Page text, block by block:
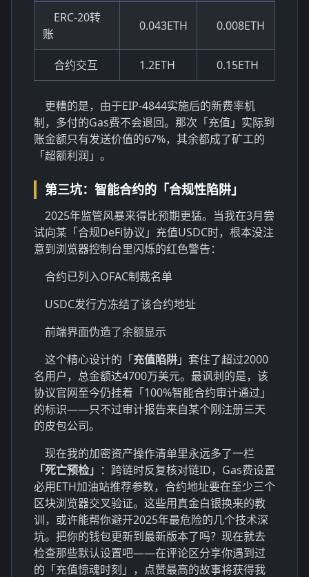
ERC-20转
账
0.043ETH 0.008ETH
合约交互 1.2ETH 0.15ETH
更糟的是，由于EIP-4844实施后的新费率机
制，多付的Gas费不会退回。那次「充值」实际到
账金额只有发送价值的67%，其余都成了矿工的
「超额利润」。
第三坑：智能合约的「合规性陷阱」
2025年监管风暴来得比预期更猛。当我在3月尝
试向某「合规DeFi协议」充值USDC时，根本没注
意到浏览器控制台里闪烁的红色警告：
合约已列入OFAC制裁名单
USDC发行方冻结了该合约地址
前端界面伪造了余额显示
这个精心设计的「充值陷阱」套住了超过2000
名用户，总金额达4700万美元。最讽刺的是，该
协议官网至今仍挂着「100%智能合约审计通过」
的标识——只不过审计报告来自某个刚注册三天
的皮包公司。
现在我的加密资产操作清单里永远多了一栏
「死亡预检」 ：跨链时反复核对链ID，Gas费设置
必用ETH加油站推荐参数，合约地址要在至少三个
区块浏览器交叉验证。这些用真金白银换来的教
训，或许能帮你避开2025年最危险的几个技术深
坑。把你的钱包更新到最新版本了吗？现在就去
检查那些默认设置吧——在评论区分享你遇到过
的「充值惊魂时刻」，点赞最高的故事将获得我